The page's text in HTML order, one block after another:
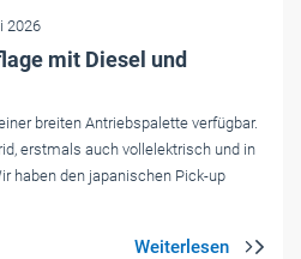
2026
mit Diesel und
breiten Antriebspalette verfügbar.
erstmals auch vollelektrisch und in
haben den japanischen Pick-up